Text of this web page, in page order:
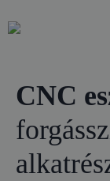
CNC